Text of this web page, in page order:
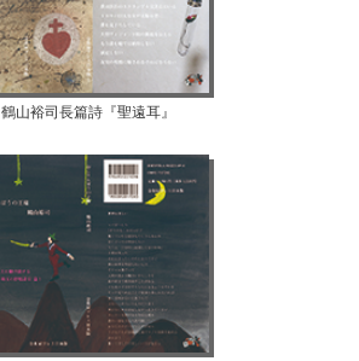
鶴山裕司長篇詩『聖遠耳』